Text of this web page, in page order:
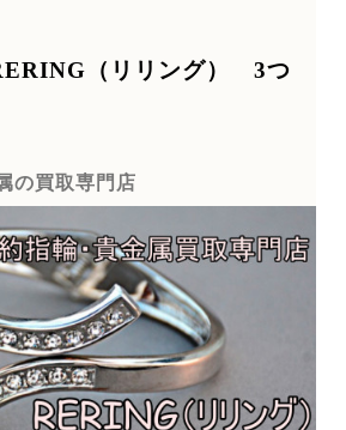
（リリング） 3つ
の買取専門店